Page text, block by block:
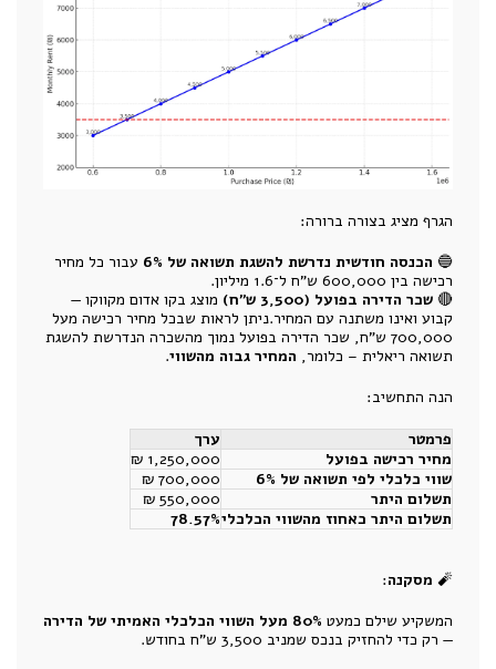
הגרף מציג בצורה ברורה:
🔵 הכנסה חודשית נדרשת להשגת תשואה של 6%
עבור כל מחיר
רכישה בין 600,000 ש"ח ל־1.6 מיליון.
🔴 שכר הדירה בפועל (3,500 ש"ח)
מוצג בקו אדום מקווקו —
קבוע ואינו משתנה עם המחיר.ניתן לראות שבכל מחיר רכישה מעל
700,000 ש"ח, שכר הדירה בפועל נמוך מהשכרה הנדרשת להשגת
תשואה ריאלית – כלומר, המחיר גבוה מהשווי.
הנה התחשיב:
פרמטר
ערך
מחיר רכישה בפועל
1,250,000 ₪
שווי כלכלי לפי תשואה של 6%
700,000 ₪
תשלום היתר
550,000 ₪
תשלום היתר כאחוז מהשווי הכלכלי78.57%
🧨 מסקנה:
המשקיע שילם כמעט 80% מעל השווי הכלכלי האמיתי של הדירה
— רק כדי להחזיק בנכס שמניב 3,500 ש"ח בחודש.